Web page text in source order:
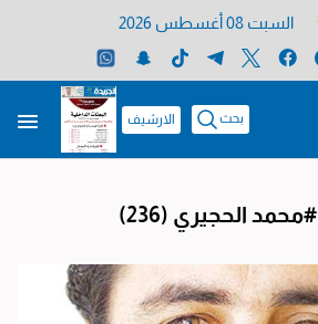
السبت 08 أغسطس 2026
بحث الارشيف
#محمد الحجيري (236)